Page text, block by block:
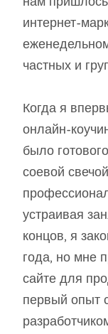
интернет-
частных и
Когда я
онлайн-
было
соевой
устраивая
концов, я
года, но мне
сайте для
первый опыт